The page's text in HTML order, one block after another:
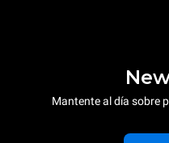
Mantente al día sobre